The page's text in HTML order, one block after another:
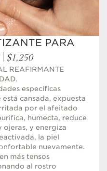
PARA
$1,250
REAFIRMANTE
específicas
cansada, expuesta
por el afeitado
humecta, reduce
ojeras, y energiza
la piel
nuevamente.
más tensos
al rostro